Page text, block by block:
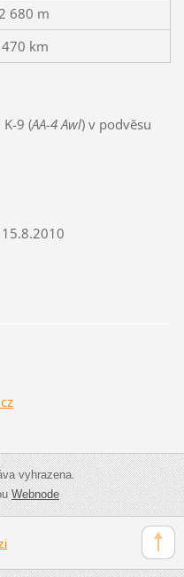
680 m
km
9 (AA-4 Awl) v podvěsu
vyhrazena.
Webnode